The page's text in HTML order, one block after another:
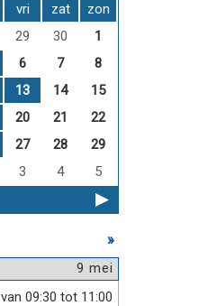
vri zat
zon
29 30
1
6 7
8
13 14
15
20 21
22
27 28
29
3 4
5
»
9 mei
van 09:30 tot 11:00